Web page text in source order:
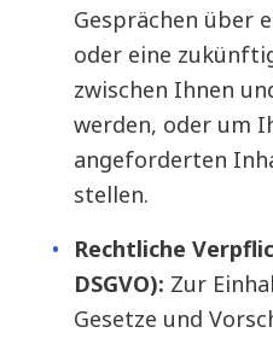
Gesprächen über
oder eine
zwischen Ihnen
werden, oder um
angeforderten
stellen.
Rechtliche
DSGVO): Zur
Gesetze und